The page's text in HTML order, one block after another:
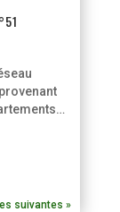
suivantes »